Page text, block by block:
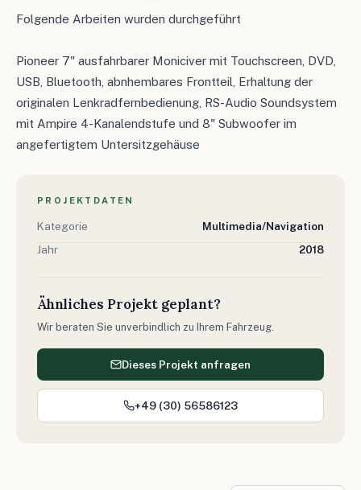
Folgende Arbeiten wurden durchgeführt
Pioneer 7" ausfahrbarer Moniciver mit Touchscreen, DVD,
USB, Bluetooth, abnhembares Frontteil, Erhaltung der
originalen Lenkradfernbedienung, RS-Audio Soundsystem
mit Ampire 4-Kanalendstufe und 8" Subwoofer im
angefertigtem Untersitzgehäuse
PROJEKTDATEN
Kategorie
Multimedia/Navigation
Jahr
2018
Ähnliches Projekt geplant?
Wir beraten Sie unverbindlich zu Ihrem Fahrzeug.
Dieses Projekt anfragen
+49 (30) 56586123